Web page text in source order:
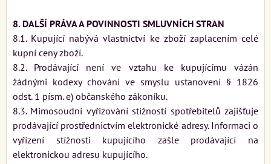
8. DALŠÍ PRÁVA A POVINNOSTI SMLUVNÍCH STRAN
8.1. Kupující nabývá vlastnictví ke zboží zaplacením celé
kupní ceny zboží.
8.2. Prodávající není ve vztahu ke kupujícímu vázán
žádnými kodexy chování ve smyslu ustanovení § 1826
odst. 1 písm. e) občanského zákoníku.
8.3. Mimosoudní vyřizování stížností spotřebitelů zajišťuje
prodávající prostřednictvím elektronické adresy. Informaci o
vyřízení stížnosti kupujícího zašle prodávající na
elektronickou adresu kupujícího.